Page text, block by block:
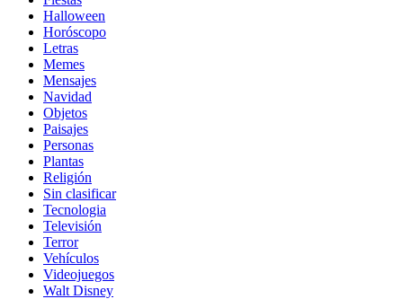
Halloween
Horóscopo
Letras
Memes
Mensajes
Navidad
Objetos
Paisajes
Personas
Plantas
Religión
Sin clasificar
Tecnologia
Televisión
Terror
Vehículos
Videojuegos
Walt Disney